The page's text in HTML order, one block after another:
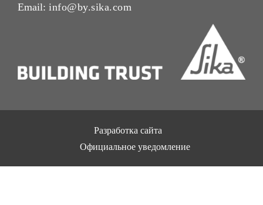
Email: info@by.sika.com
Разработка сайта
Официальное уведомление